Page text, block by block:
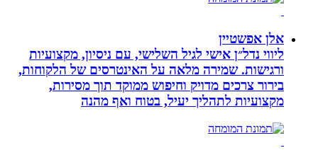
אלן אפשטיין
ליווי נדל״ן אישי לגיל השלישי, עם ניסיון, מקצועיות
ורגישות. שמירה מלאה על האינטרסים של הלקוחות,
בירור צרכים מדויק וחיפוש ממוקד תוך מסירות,
מקצועיות לתהליך יעיל, בטוח ואף מהנה